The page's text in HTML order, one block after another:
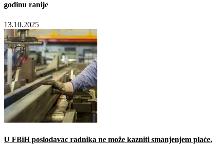
godinu ranije
13.10.2025
U FBiH poslodavac radnika ne može kazniti smanjenjem plaće,